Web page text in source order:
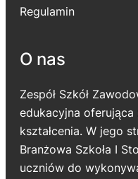
Regulamin
O nas
Zespół Szkół
edukacyjna
kształcenia. W jego
Branżowa Szkoła I
uczniów do